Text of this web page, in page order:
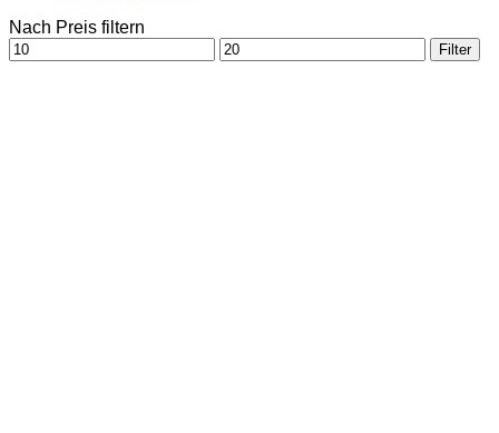
Nach Preis filtern
Min.
Preis
Max.
Preis
Filter